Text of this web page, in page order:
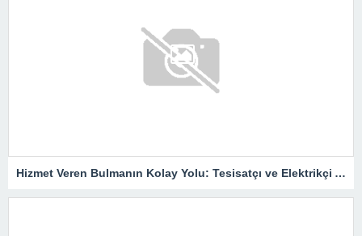
Hizmet Veren Bulmanın Kolay Yolu: Tesisatçı ve Elektrikçi Ararken Nelere Dikkat Edilmeli?